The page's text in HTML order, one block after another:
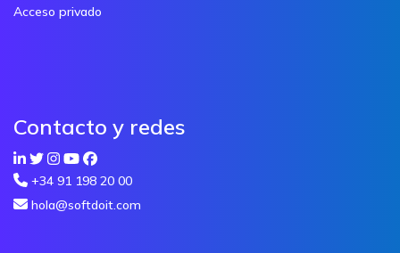
Acceso privado
Contacto y redes
+34 91 198 20 00
hola@softdoit.com